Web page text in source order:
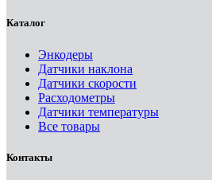
Каталог
Энкодеры
Датчики наклона
Датчики скорости
Расходометры
Датчики температуры
Все товары
Контакты